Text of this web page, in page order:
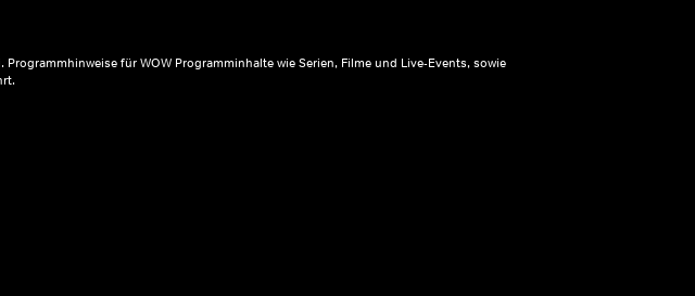
für WOW Programminhalte wie Serien, Filme und Live-Events, sowie